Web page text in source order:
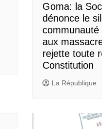
Goma: la
dénonce le
aux
rejette toute
Constitution
La République